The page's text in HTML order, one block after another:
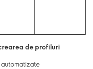
de profiluri